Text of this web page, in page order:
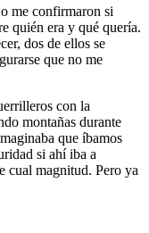
me confirmaron si
quién era y qué quería.
dos de ellos se
que no me
con la
montañas durante
que íbamos
si ahí iba a
cual magnitud. Pero ya